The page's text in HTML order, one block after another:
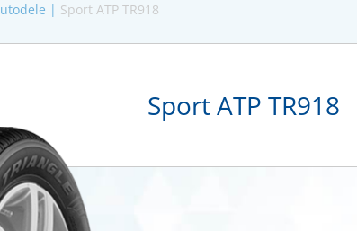
| Sport ATP TR918
Sport ATP TR918